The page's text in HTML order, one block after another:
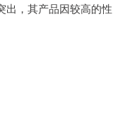
出，其产品因较高的性